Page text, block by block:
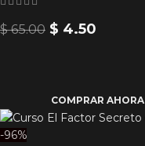
$65.00 $ 4.50
COMPRAR AHORA
-96%